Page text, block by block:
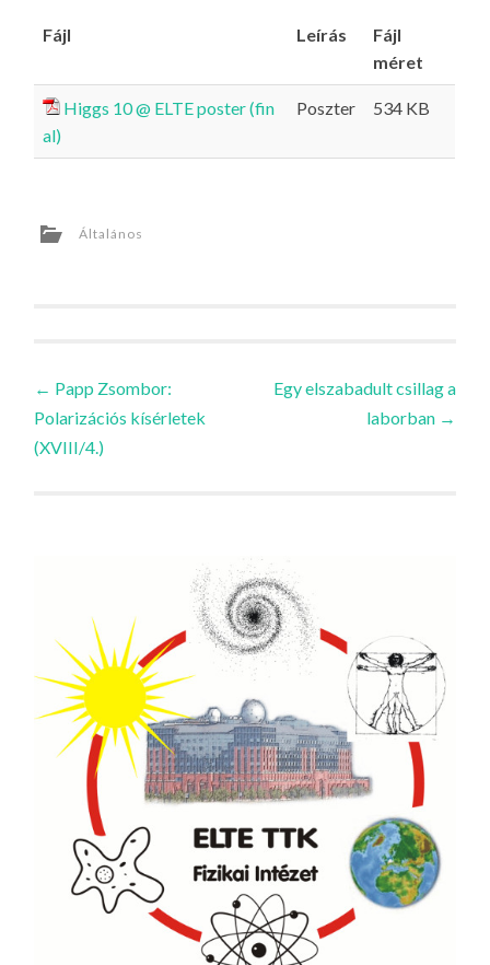
Fájl Leírás
Fájl
méret
Higgs 10 @ ELTE poster (fin
al)
Poszter 534 KB
Általános
Bejegyzések
navigációja
← Papp Zsombor:
Polarizációs kísérletek
(XVIII/4.)
Egy elszabadult csillag a
laborban →